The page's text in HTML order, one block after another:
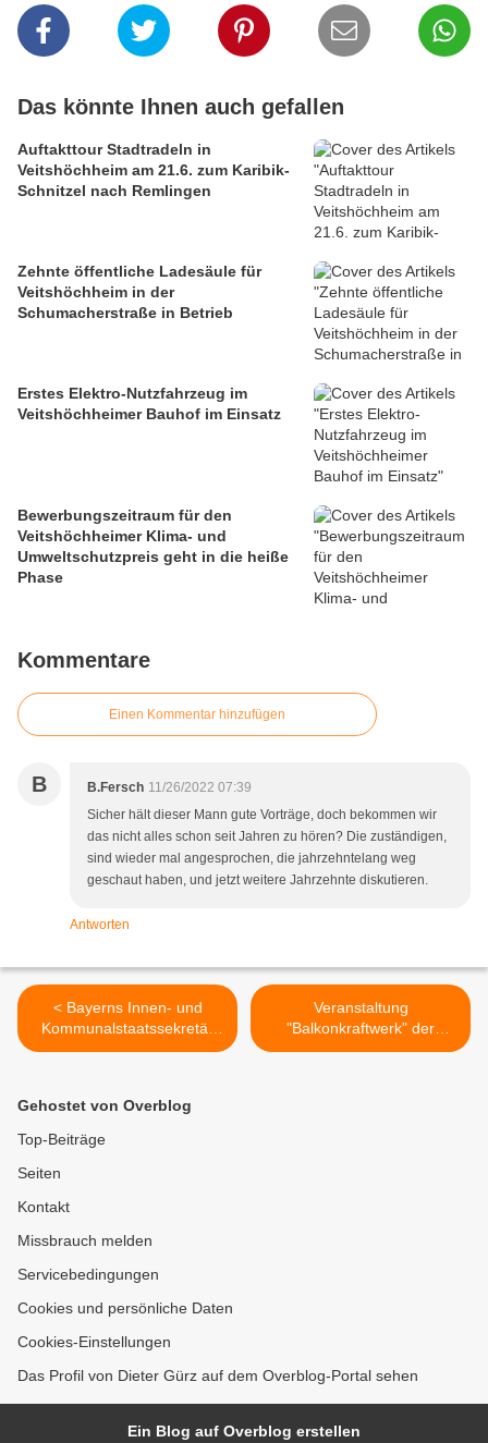
Das könnte Ihnen auch gefallen
Auftakttour Stadtradeln in
Veitshöchheim am 21.6. zum Karibik-
Schnitzel nach Remlingen
Zehnte öffentliche Ladesäule für
Veitshöchheim in der
Schumacherstraße in Betrieb
Erstes Elektro-Nutzfahrzeug im
Veitshöchheimer Bauhof im Einsatz
Bewerbungszeitraum für den
Veitshöchheimer Klima- und
Umweltschutzpreis geht in die heiße
Phase
Kommentare
Einen Kommentar hinzufügen
B B.Fersch 11/26/2022 07:39
Sicher hält dieser Mann gute Vorträge, doch bekommen wir
das nicht alles schon seit Jahren zu hören? Die zuständigen,
sind wieder mal angesprochen, die jahrzehntelang weg
geschaut haben, und jetzt weitere Jahrzehnte diskutieren.
Antworten
< Bayerns Innen- und
Kommunalstaatssekretär
Sandro Kirchner ehrte in
Persönlichkeiten aus
Unterfranken mit der
Kommunalen
Verdienstmedaille in Silber
Veranstaltung
"Balkonkraftwerk" der
Veitshöchheimer Grünen
Gehostet von Overblog
Top-Beiträge
Seiten
Kontakt
Missbrauch melden
Servicebedingungen
Cookies und persönliche Daten
Cookies-Einstellungen
Das Profil von Dieter Gürz auf dem Overblog-Portal sehen
Ein Blog auf Overblog erstellen